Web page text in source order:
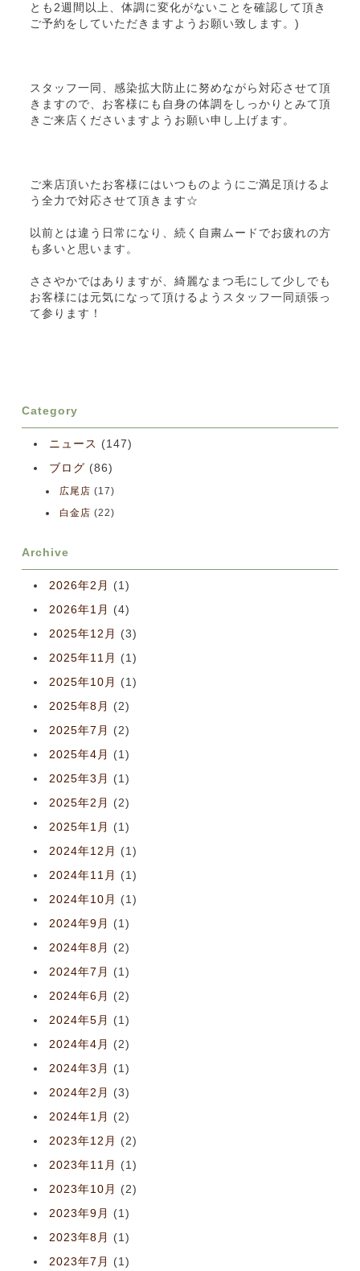
とも2週間以上、体調に変化がないことを確認して頂き
ご予約をしていただきますようお願い致します。)
スタッフ一同、感染拡大防止に努めながら対応させて頂
きますので、お客様にも自身の体調をしっかりとみて頂
きご来店くださいますようお願い申し上げます。
ご来店頂いたお客様にはいつものようにご満足頂けるよ
う全力で対応させて頂きます☆
以前とは違う日常になり、続く自粛ムードでお疲れの方
も多いと思います。
ささやかではありますが、綺麗なまつ毛にして少しでも
お客様には元気になって頂けるようスタッフ一同頑張っ
て参ります！
Category
ニュース (147)
ブログ (86)
広尾店 (17)
白金店 (22)
Archive
2026年2月
(1)
2026年1月
(4)
2025年12月
(3)
2025年11月
(1)
2025年10月
(1)
2025年8月
(2)
2025年7月
(2)
2025年4月
(1)
2025年3月
(1)
2025年2月
(2)
2025年1月
(1)
2024年12月
(1)
2024年11月
(1)
2024年10月
(1)
2024年9月
(1)
2024年8月
(2)
2024年7月
(1)
2024年6月
(2)
2024年5月
(1)
2024年4月
(2)
2024年3月
(1)
2024年2月
(3)
2024年1月
(2)
2023年12月
(2)
2023年11月
(1)
2023年10月
(2)
2023年9月
(1)
2023年8月
(1)
2023年7月
(1)